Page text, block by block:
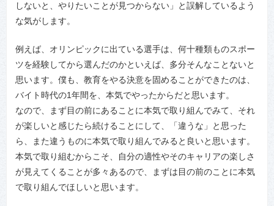
しないと、やりたいことが見つからない」と誤解しているよう
な気がします。
例えば、オリンピックに出ている選手は、何十種類ものスポー
ツを経験してから選んだのかといえば、多分そんなことないと
思います。僕も、教育をやる決意を固めることができたのは、
バイト時代の1年間を、本気でやったからだと思います。
なので、まず目の前にあることに本気で取り組んでみて、それ
が楽しいと感じたら続けることにして、「違うな」と思った
ら、また違うものに本気で取り組んでみると良いと思います。
本気で取り組むからこそ、自分の適性やそのキャリアの楽しさ
が見えてくることが多々あるので、まずは目の前のことに本気
で取り組んでほしいと思います。